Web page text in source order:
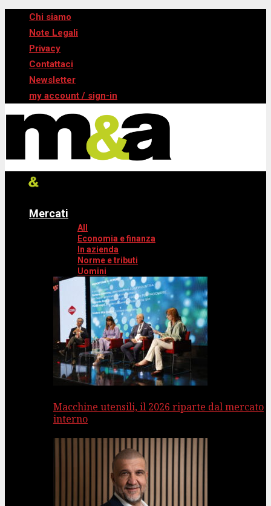
Chi siamo
Note Legali
Privacy
Contattaci
Newsletter
my account / sign-in
Mercati
All
Economia e finanza
In azienda
Norme e tributi
Uomini
Macchine utensili, il 2026 riparte dal mercato
interno